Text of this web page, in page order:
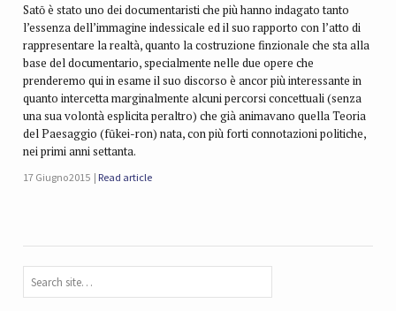
Satō è stato uno dei documentaristi che più hanno indagato tanto
l’essenza dell’immagine indessicale ed il suo rapporto con l’atto di
rappresentare la realtà, quanto la costruzione finzionale che sta alla
base del documentario, specialmente nelle due opere che
prenderemo qui in esame il suo discorso è ancor più interessante in
quanto intercetta marginalmente alcuni percorsi concettuali (senza
una sua volontà esplicita peraltro) che già animavano quella Teoria
del Paesaggio (fūkei-ron) nata, con più forti connotazioni politiche,
nei primi anni settanta.
17 Giugno 2015 Read article